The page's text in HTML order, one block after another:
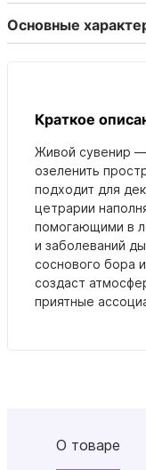
Основные
Краткое
Живой сувенир
озеленить
подходит для
цетрарии
помогающими в
и заболеваний
соснового бора
создаст
приятные
О товаре